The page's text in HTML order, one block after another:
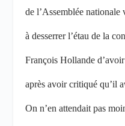
de l’Assemblée
à desserrer l’étau de la
François Hollande
après avoir critiqué qu’il
On n’en attendait pas